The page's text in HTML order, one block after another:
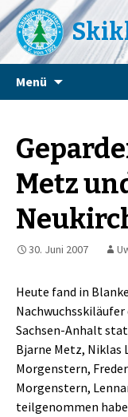
Menü
Metz
30. Juni 2007
Heute fand in
Nachwuchsskiläufer
Sachsen-Anhalt
Bjarne Metz, Niklas
Morgenstern,
Morgenstern,
teilgenommen